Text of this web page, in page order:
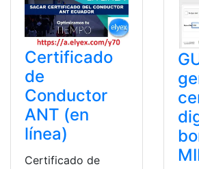
Certificado
de
Conductor
ANT (en
línea)
Certificado de